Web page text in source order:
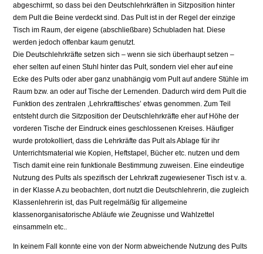
abgeschirmt, so dass bei den Deutschlehrkräften in Sitzposition hinter
dem Pult die Beine verdeckt sind. Das Pult ist in der Regel der einzige
Tisch im Raum, der eigene (abschließbare) Schubladen hat. Diese
werden jedoch offenbar kaum genutzt.
Die Deutschlehrkräfte setzen sich – wenn sie sich überhaupt setzen –
eher selten auf einen Stuhl hinter das Pult, sondern viel eher auf eine
Ecke des Pults oder aber ganz unabhängig vom Pult auf andere Stühle im
Raum bzw. an oder auf Tische der Lernenden. Dadurch wird dem Pult die
Funktion des zentralen ,Lehrkrafttisches’ etwas genommen. Zum Teil
entsteht durch die Sitzposition der Deutschlehrkräfte eher auf Höhe der
vorderen Tische der Eindruck eines geschlossenen Kreises. Häufiger
wurde protokolliert, dass die Lehrkräfte das Pult als Ablage für ihr
Unterrichtsmaterial wie Kopien, Heftstapel, Bücher etc. nutzen und dem
Tisch damit eine rein funktionale Bestimmung zuweisen. Eine eindeutige
Nutzung des Pults als spezifisch der Lehrkraft zugewiesener Tisch ist v. a.
in der Klasse A zu beobachten, dort nutzt die Deutschlehrerin, die zugleich
Klassenlehrerin ist, das Pult regelmäßig für allgemeine
klassenorganisatorische Abläufe wie Zeugnisse und Wahlzettel
einsammeln etc..
In keinem Fall konnte eine von der Norm abweichende Nutzung des Pults